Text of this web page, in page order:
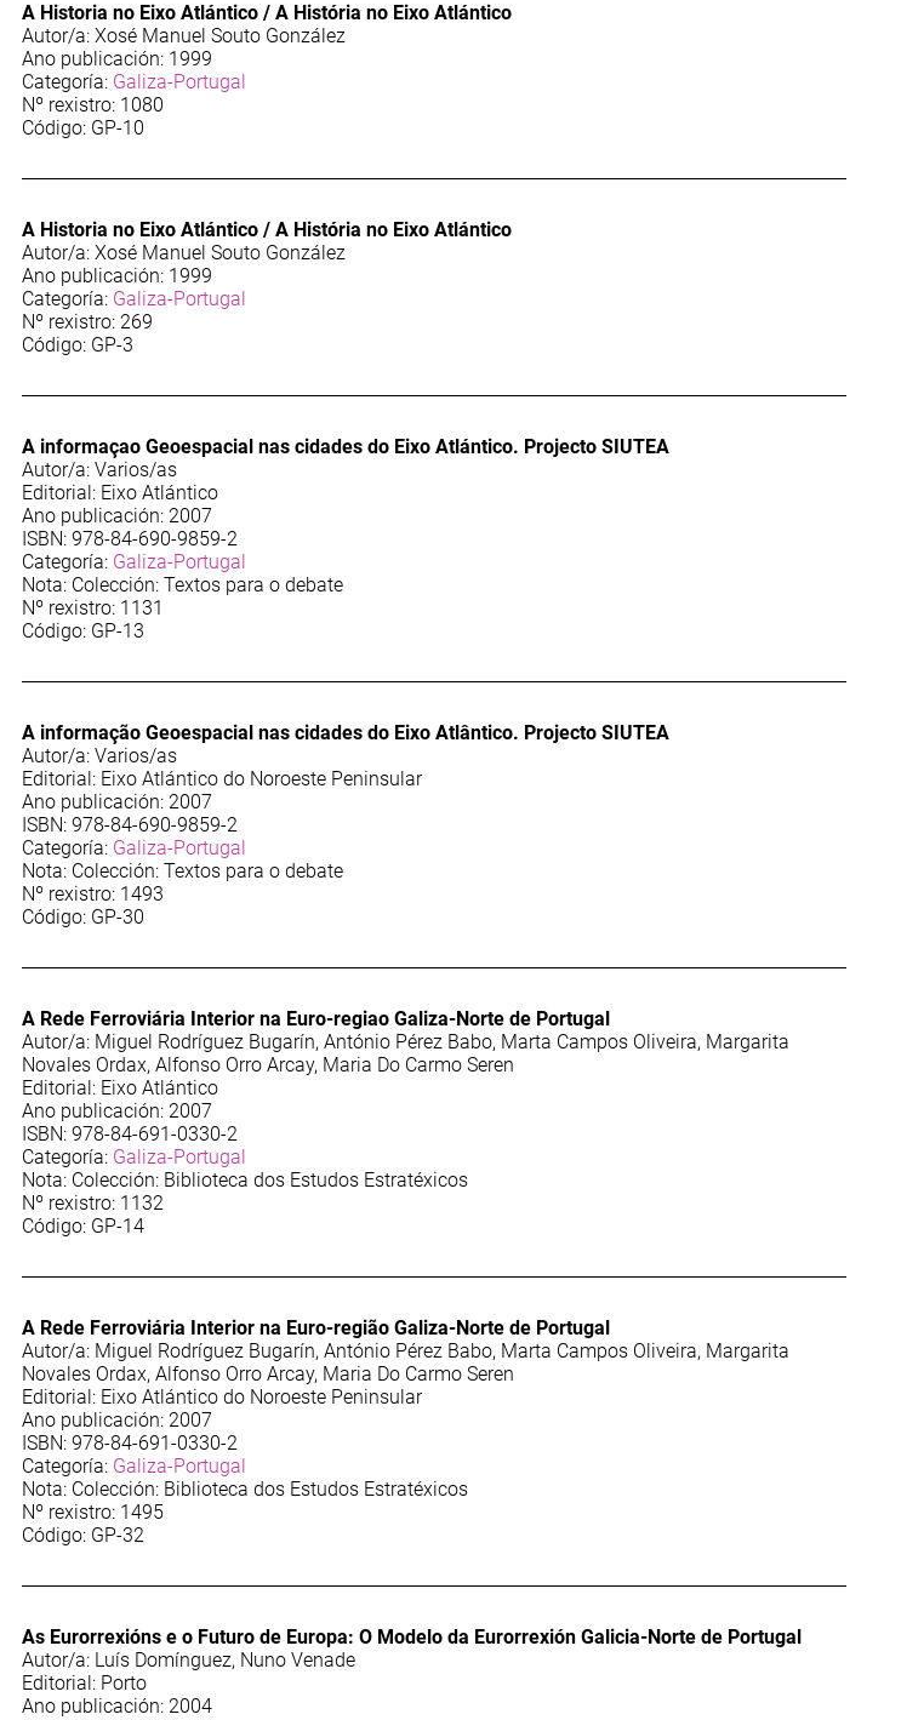
A Historia no Eixo Atlántico / A História no Eixo Atlántico
Autor/a: Xosé Manuel Souto González
Ano publicación: 1999
Categoría: Galiza-Portugal
Nº rexistro: 1080
Código: GP-10
A Historia no Eixo Atlántico / A História no Eixo Atlántico
Autor/a: Xosé Manuel Souto González
Ano publicación: 1999
Categoría: Galiza-Portugal
Nº rexistro: 269
Código: GP-3
A informaçao Geoespacial nas cidades do Eixo Atlántico. Projecto SIUTEA
Autor/a: Varios/as
Editorial: Eixo Atlántico
Ano publicación: 2007
ISBN: 978-84-690-9859-2
Categoría: Galiza-Portugal
Nota: Colección: Textos para o debate
Nº rexistro: 1131
Código: GP-13
A informação Geoespacial nas cidades do Eixo Atlântico. Projecto SIUTEA
Autor/a: Varios/as
Editorial: Eixo Atlántico do Noroeste Peninsular
Ano publicación: 2007
ISBN: 978-84-690-9859-2
Categoría: Galiza-Portugal
Nota: Colección: Textos para o debate
Nº rexistro: 1493
Código: GP-30
A Rede Ferroviária Interior na Euro-regiao Galiza-Norte de Portugal
Autor/a: Miguel Rodríguez Bugarín, António Pérez Babo, Marta Campos Oliveira, Margarita
Novales Ordax, Alfonso Orro Arcay, Maria Do Carmo Seren
Editorial: Eixo Atlántico
Ano publicación: 2007
ISBN: 978-84-691-0330-2
Categoría: Galiza-Portugal
Nota: Colección: Biblioteca dos Estudos Estratéxicos
Nº rexistro: 1132
Código: GP-14
A Rede Ferroviária Interior na Euro-região Galiza-Norte de Portugal
Autor/a: Miguel Rodríguez Bugarín, António Pérez Babo, Marta Campos Oliveira, Margarita
Novales Ordax, Alfonso Orro Arcay, Maria Do Carmo Seren
Editorial: Eixo Atlántico do Noroeste Peninsular
Ano publicación: 2007
ISBN: 978-84-691-0330-2
Categoría: Galiza-Portugal
Nota: Colección: Biblioteca dos Estudos Estratéxicos
Nº rexistro: 1495
Código: GP-32
As Eurorrexións e o Futuro de Europa: O Modelo da Eurorrexión Galicia-Norte de Portugal
Autor/a: Luís Domínguez, Nuno Venade
Editorial: Porto
Ano publicación: 2004